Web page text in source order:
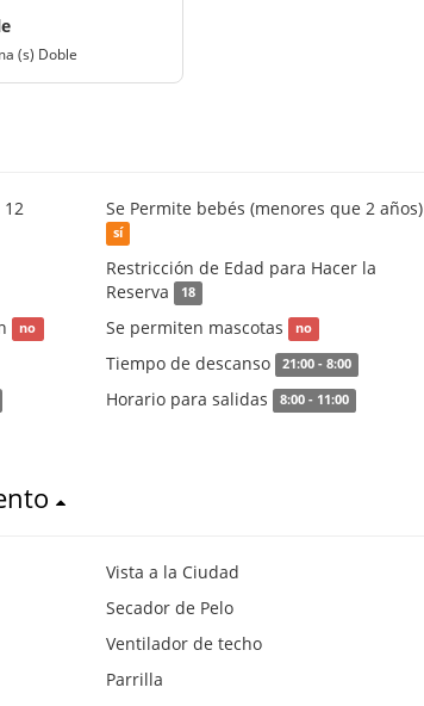
(s) Doble
Se Permite bebés (menores que 2 años)
sí
Restricción de Edad para Hacer la
Reserva
18
no Se permiten mascotas no
Tiempo de descanso 21:00 - 8:00
Horario para salidas 8:00 - 11:00
Vista a la Ciudad
Secador de Pelo
Ventilador de techo
Parrilla